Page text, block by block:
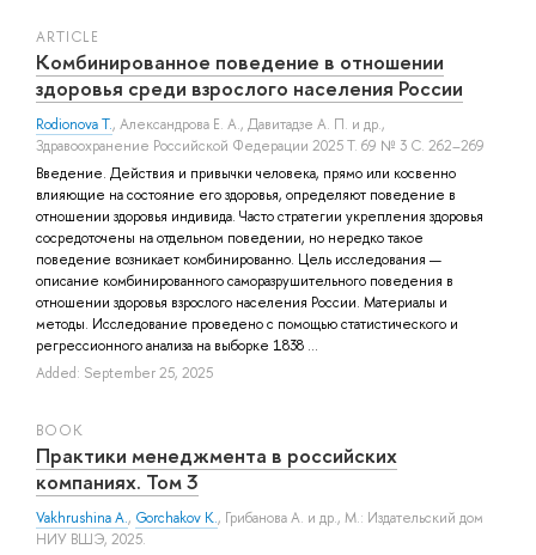
ARTICLE
Комбинированное поведение в отношении
здоровья среди взрослого населения России
Rodionova T., Александрова Е. А., Давитадзе А. П. и др.,
Здравоохранение Российской Федерации 2025 Т. 69 № 3 С. 262–269
Введение. Действия и привычки человека, прямо или косвенно
влияющие на состояние его здоровья, определяют поведение в
отношении здоровья индивида. Часто стратегии укрепления здоровья
сосредоточены на отдельном поведении, но нередко такое
поведение возникает комбинированно. Цель исследования —
описание комбинированного саморазрушительного поведения в
отношении здоровья взрослого населения России. Материалы и
методы. Исследование проведено с помощью статистического и
регрессионного анализа на выборке 1838 ...
Added: September 25, 2025
BOOK
Практики менеджмента в российских
компаниях. Том 3
Vakhrushina A., Gorchakov K., Грибанова А. и др., М.: Издательский дом
НИУ ВШЭ, 2025.